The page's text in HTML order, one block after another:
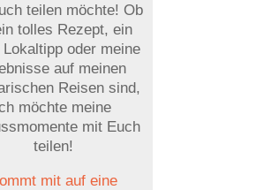
teilen möchte! Ob
tolles Rezept, ein
oder meine
auf meinen
Reisen sind,
möchte meine
mit Euch
teilen!
mit auf eine